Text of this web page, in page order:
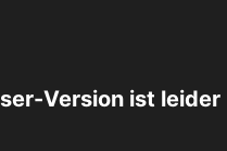
Version ist leider